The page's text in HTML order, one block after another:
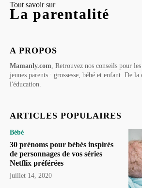
Tout savoir sur
La parentalité
A PROPOS
Mamanly.com, Retrouvez nos conseils pour
jeunes parents : grossesse, bébé et enfant. De
l'éducation.
ARTICLES POPULAIRES
Bébé
30 prénoms pour bébés inspirés
de personnages de vos séries
Netflix préférées
juillet 14, 2020